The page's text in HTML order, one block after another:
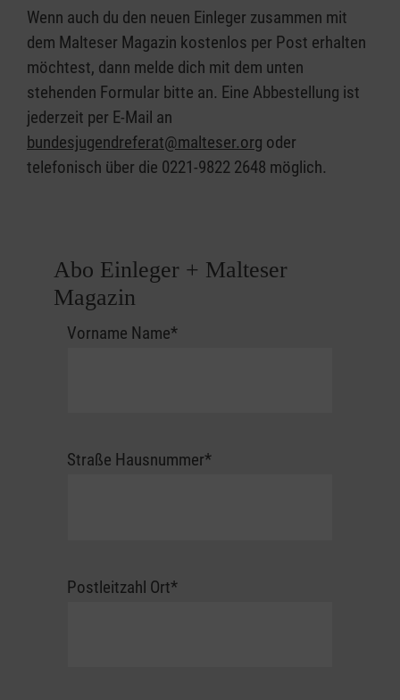
Wenn auch du den neuen Einleger zusammen mit
dem Malteser Magazin kostenlos per Post erhalten
möchtest, dann melde dich mit dem unten
stehenden Formular bitte an. Eine Abbestellung ist
jederzeit per E-Mail an
bundesjugendreferat@malteser.org oder
telefonisch über die 0221-9822 2648 möglich.
Abo Einleger + Malteser
Magazin
Zur Person
Vorname Name*
Straße Hausnummer*
Postleitzahl Ort*